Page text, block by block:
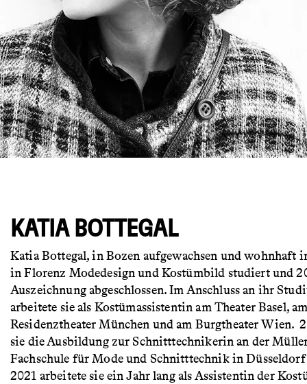
KATIA BOTTEGAL
Katia Bottegal, in Bozen aufgewachsen und wohnhaft
in Florenz Modedesign und Kostümbild studiert und
Auszeichnung abgeschlossen. Im Anschluss an ihr
arbeitete sie als Kostümassistentin am Theater Basel,
Residenztheater München und am Burgtheater Wien.
sie die Ausbildung zur Schnitttechnikerin an der
Fachschule für Mode und Schnitttechnik in Düsseldorf
2021 arbeitete sie ein Jahr lang als Assistentin der